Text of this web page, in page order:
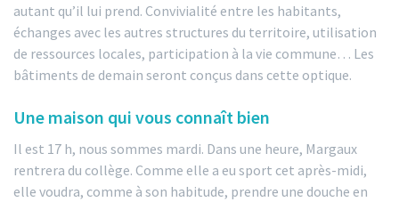
autant qu’il lui prend. Convivialité entre les habitants,
échanges avec les autres structures du territoire, utilisation
de ressources locales, participation à la vie commune… Les
bâtiments de demain seront conçus dans cette optique.
Une maison qui vous connaît bien
Il est 17 h, nous sommes mardi. Dans une heure, Margaux
rentrera du collège. Comme elle a eu sport cet après-midi,
elle voudra, comme à son habitude, prendre une douche en